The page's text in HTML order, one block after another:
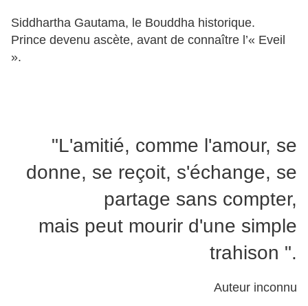
Siddhartha Gautama, le Bouddha historique.
Prince devenu ascète, avant de connaître l’« Eveil
».
"L'amitié, comme l'amour, se
donne, se reçoit, s'échange, se
partage sans compter,
mais peut mourir d'une simple
trahison ".
Auteur inconnu